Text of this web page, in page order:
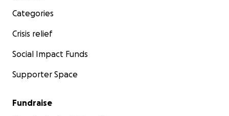
Categories
Crisis relief
Social Impact Funds
Supporter Space
Fundraise